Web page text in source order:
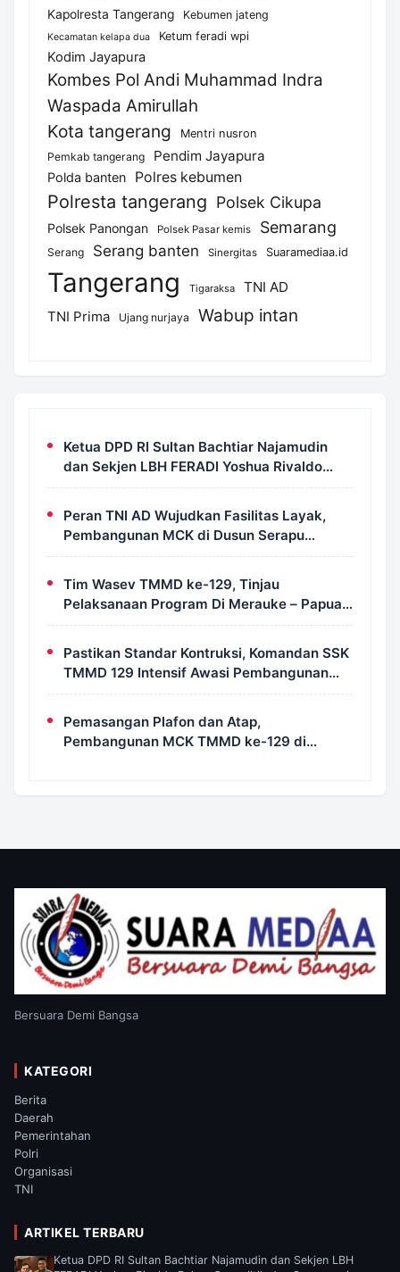
Kapolresta Tangerang Kebumen jateng
Kecamatan kelapa dua Ketum feradi wpi
Kodim Jayapura
Kombes Pol Andi Muhammad Indra
Waspada Amirullah
Kota tangerang
Mentri nusron
Pemkab tangerang
Pendim Jayapura
Polda banten Polres kebumen
Polresta tangerang Polsek Cikupa
Polsek Panongan Polsek Pasar kemis Semarang
Serang Serang banten Sinergitas Suaramediaa.id
Tangerang Tigaraksa
TNI AD
TNI Prima
Ujang nurjaya Wabup intan
Ketua DPD RI Sultan Bachtiar Najamudin
dan Sekjen LBH FERADI Yoshua Rivaldo
Bahas Geopolitik dan Supremasi Hukum
Peran TNI AD Wujudkan Fasilitas Layak,
Pembangunan MCK di Dusun Serapu
Rampung Dikerjakan
Tim Wasev TMMD ke-129, Tinjau
Pelaksanaan Program Di Merauke – Papua
Selatan
Pastikan Standar Kontruksi, Komandan SSK
TMMD 129 Intensif Awasi Pembangunan
MCK di Wanam
Pemasangan Plafon dan Atap,
Pembangunan MCK TMMD ke-129 di
Bersuara Demi Bangsa
KATEGORI
Berita
Daerah
Pemerintahan
Polri
Organisasi
TNI
ARTIKEL TERBARU
Ketua DPD RI Sultan Bachtiar Najamudin dan Sekjen LBH